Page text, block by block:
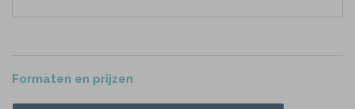
Formaten en prijzen